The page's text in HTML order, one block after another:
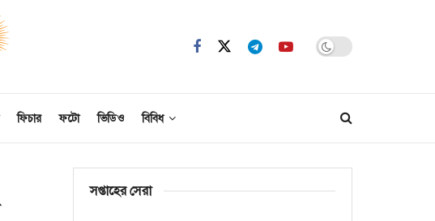
ফিচার ফটো ভিডিও বিবিধ
সপ্তাহের সেরা